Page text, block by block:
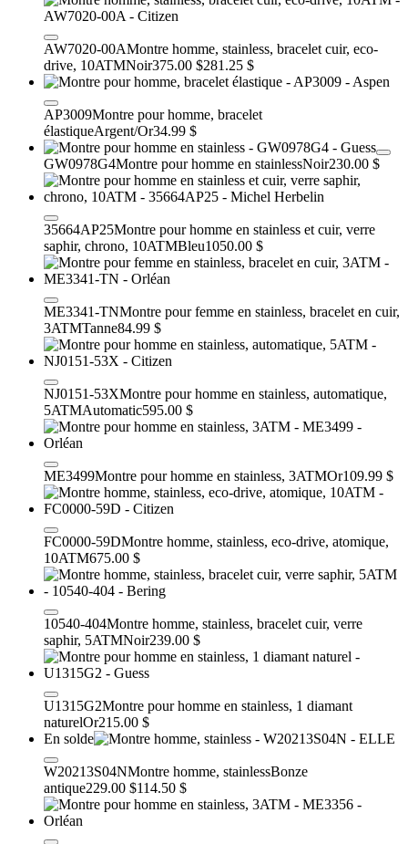
AW7020-00AMontre homme, stainless, bracelet cuir, eco-
drive, 10ATMNoir375.00 $281.25 $
AP3009Montre pour homme, bracelet
élastiqueArgent/Or34.99 $
GW0978G4Montre pour homme en stainlessNoir230.00 $
35664AP25Montre pour homme en stainless et cuir, verre
saphir, chrono, 10ATMBleu1050.00 $
ME3341-TNMontre pour femme en stainless, bracelet en cuir,
3ATMTanne84.99 $
NJ0151-53XMontre pour homme en stainless, automatique,
5ATMAutomatic595.00 $
ME3499Montre pour homme en stainless, 3ATMOr109.99 $
FC0000-59DMontre homme, stainless, eco-drive, atomique,
10ATM675.00 $
10540-404Montre homme, stainless, bracelet cuir, verre
saphir, 5ATMNoir239.00 $
U1315G2Montre pour homme en stainless, 1 diamant
naturelOr215.00 $
En solde
W20213S04NMontre homme, stainlessBonze
antique229.00 $114.50 $